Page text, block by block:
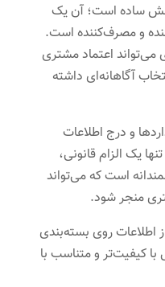
ساده است؛ آن یک
و مصرف‌کننده است.
اعتماد مشتری
آگاهانه‌ای داشته
و درج اطلاعات
یک الزام قانونی،
است که می‌تواند
منجر شود.
اطلاعات روی بسته‌بندی
کیفیت‌تر و متناسب با